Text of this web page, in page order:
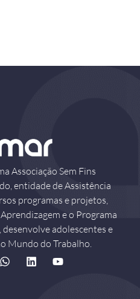
Associação Sem Fins
entidade de Assistência
programas e projetos,
e o Programa
adolescentes e
Mundo do Trabalho.